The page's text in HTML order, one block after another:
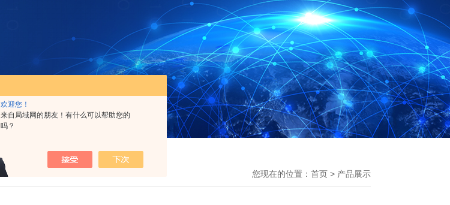
欢迎您！
来自局域网的朋友！有什么可以帮助您的
吗？
您现在的位置： 首页 > 产品展示